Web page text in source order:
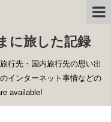
に旅した記録
行先・国内旅行先の思い出
インターネット事情などの
available!